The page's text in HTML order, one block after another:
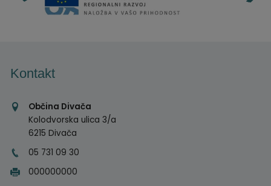
Kontakt
Občina Divača
Kolodvorska ulica 3/a
6215 Divača
05 731 09 30
000000000